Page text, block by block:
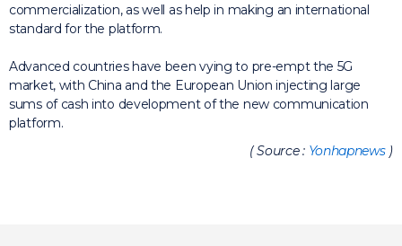
commercialization, as well as help in making an international
standard for the platform.
Advanced countries have been vying to pre-empt the 5G
market, with China and the European Union injecting large
sums of cash into development of the new communication
platform.
( Source : Yonhapnews)